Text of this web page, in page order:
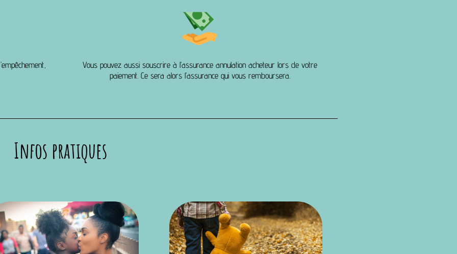
Vous pouvez aussi souscrire à l’assurance annulation acheteur lors de votre
paiement. Ce sera alors l’assurance qui vous remboursera.
Infos pratiques